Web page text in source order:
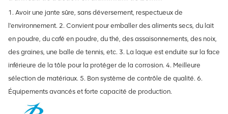
1. Avoir une jante sûre, sans déversement, respectueux de
l'environnement. 2. Convient pour emballer des aliments secs, du lait
en poudre, du café en poudre, du thé, des assaisonnements, des noix,
des graines, une balle de tennis, etc. 3. La laque est enduite sur la face
inférieure de la tôle pour la protéger de la corrosion. 4. Meilleure
sélection de matériaux. 5. Bon système de contrôle de qualité. 6.
Équipements avancés et forte capacité de production.